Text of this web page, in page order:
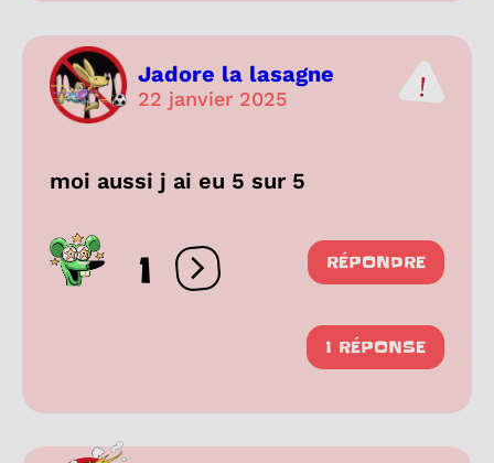
Jadore la lasagne
22 janvier 2025
moi aussi j ai eu 5 sur 5
1 Ouvrir les réactions
RÉPONDRE
1 RÉPONSE